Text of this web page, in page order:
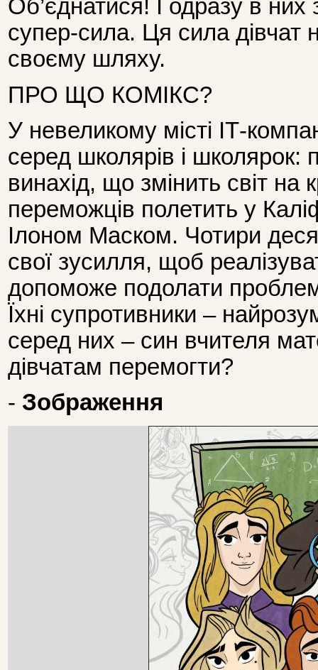
Об’єднатися! І одразу в них
супер-сила. Ця сила дівчат
своєму шляху.
ПРО ЩО КОМІКС?
У невеликому місті ІТ-
серед школярів і школярок:
винахід, що змінить світ
переможців полетить у
Ілоном Маском. Чотири
свої зусилля, щоб
допоможе подолати
Їхні супротивники –
серед них – син вчителя
дівчатам перемогти?
- Зображення